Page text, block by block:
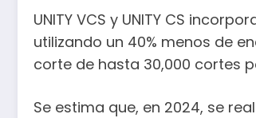
UNITY VCS y UNITY CS
utilizando un 40% menos de
corte de hasta 30,000 cortes
Se estima que, en 2024, se